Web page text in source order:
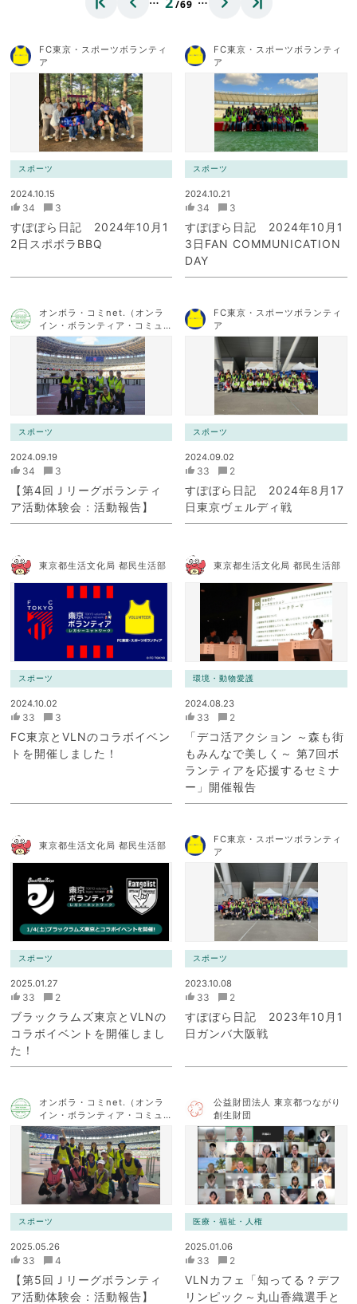
/69
FC東京・スポーツボランティ
ア
スポーツ
2024.10.15
34 3
すぽぼら日記 2024年10月1
2日スポボラBBQ
FC東京・スポーツボランティ
ア
スポーツ
2024.10.21
34 3
すぽぽら日記 2024年10月1
3日FAN COMMUNICATION
DAY
オンボラ・コミnet.（オンラ
イン・ボランティア・コミュ
ニケーション・ネットワー
ク）
スポーツ
2024.09.19
34 3
【第4回Ｊリーグボランティ
ア活動体験会：活動報告】
FC東京・スポーツボランティ
ア
スポーツ
2024.09.02
33 2
すぽぼら日記 2024年8月17
日東京ヴェルディ戦
東京都生活文化局 都民生活部
スポーツ
2024.10.02
33 3
FC東京とVLNのコラボイベン
トを開催しました！
東京都生活文化局 都民生活部
環境・動物愛護
2024.08.23
33 2
「デコ活アクション ～森も街
もみんなで美しく～ 第7回ボ
ランティアを応援するセミナ
ー」開催報告
東京都生活文化局 都民生活部
スポーツ
2025.01.27
33 2
ブラックラムズ東京とVLNの
コラボイベントを開催しまし
た！
FC東京・スポーツボランティ
ア
スポーツ
2023.10.08
33 2
すぽぼら日記 2023年10月1
日ガンバ大阪戦
オンボラ・コミnet.（オンラ
イン・ボランティア・コミュ
ニケーション・ネットワー
ク）
スポーツ
2025.05.26
33 4
【第5回Ｊリーグボランティ
ア活動体験会：活動報告】
公益財団法人 東京都つながり
創生財団
医療・福祉・人権
2025.01.06
33 2
VLNカフェ「知ってる？デフ
リンピック～丸山香織選手と